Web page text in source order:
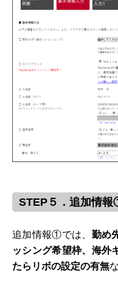
STEP５．追加情
追加情報①では、 勤め
ッシング希望枠、海外
たらリボの設定の有無